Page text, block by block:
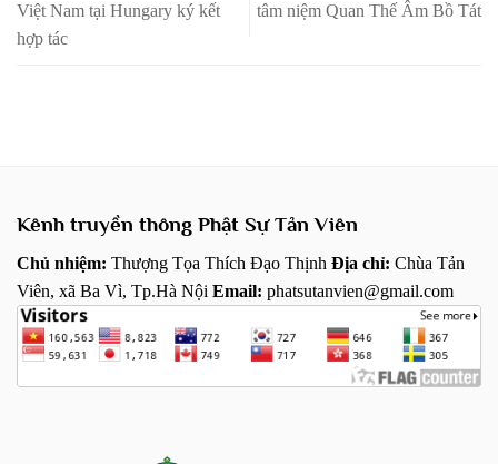
Việt Nam tại Hungary ký kết
hợp tác
tâm niệm Quan Thế Âm Bồ Tát
Kênh truyền thông Phật Sự Tản Viên
Chủ nhiệm: Thượng Tọa Thích Đạo Thịnh Địa chỉ: Chùa Tản
Viên, xã Ba Vì, Tp.Hà Nội Email: phatsutanvien@gmail.com